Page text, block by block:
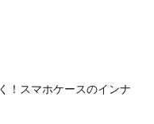
！スマホケースのインナ